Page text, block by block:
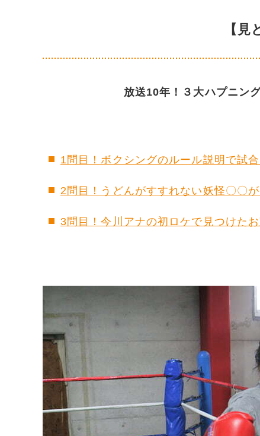
【見
放送10年！３大ハプニン
1問目！ボクシングのルール説明で試
2問目！うどんがすすれない妖怪〇〇が
3問目！今川アナの初ロケで見つけた